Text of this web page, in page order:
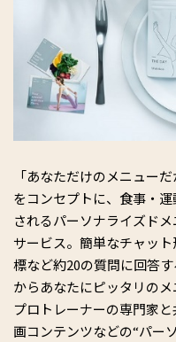
「あなただけのメニュー
をコンセプトに、食事・
されるパーソナライズド
サービス。簡単なチャッ
標など約20の質問に回答
からあなたにピッタリの
プロトレーナーの専門家
画コンテンツなどの“パー